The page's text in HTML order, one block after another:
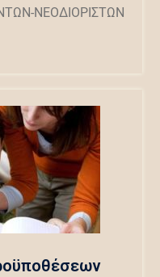
ΝΕΟΔΙΟΡΙΣΤΩΝ